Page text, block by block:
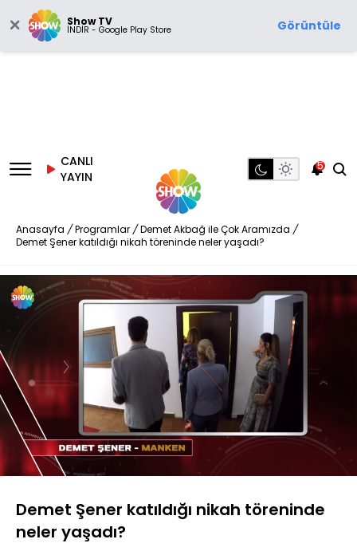
Show TV
İNDİR - Google Play Store Görüntüle
CANLI
YAYIN
5
Anasayfa / Programlar / Demet Akbağ ile Çok Aramızda /
Demet Şener katıldığı nikah töreninde neler yaşadı?
Sesi
Aç
Yüklendi
3.17%
Hızı
Demet Şener katıldığı nikah töreninde
neler yaşadı?